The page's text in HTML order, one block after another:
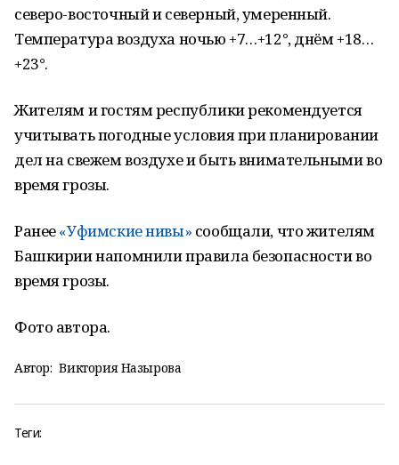
северо-восточный и северный, умеренный.
Температура воздуха ночью +7…+12°, днём +18…
+23°.
Жителям и гостям республики рекомендуется
учитывать погодные условия при планировании
дел на свежем воздухе и быть внимательными во
время грозы.
Ранее«Уфимские нивы» сообщали, что жителям
Башкирии напомнили правила безопасности во
время грозы.
Фото автора.
Автор: Виктория Назырова
Теги: